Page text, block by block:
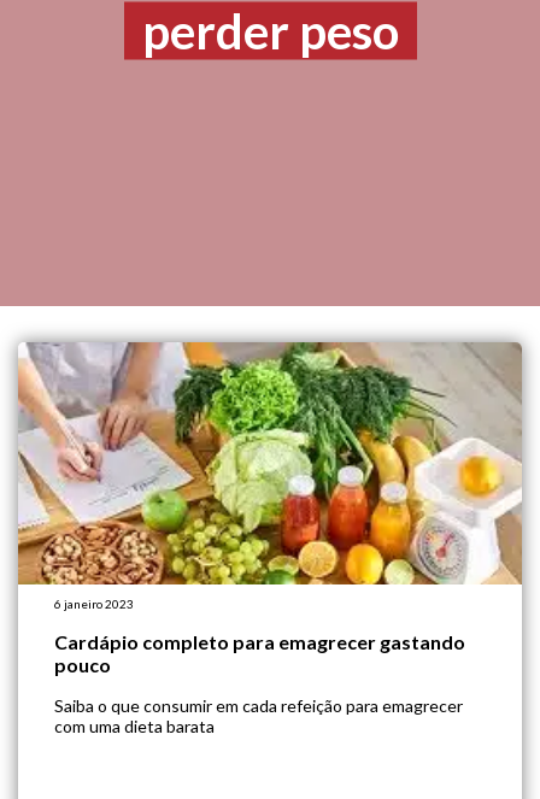
perder peso
6 janeiro 2023
Cardápio completo para emagrecer gastando
pouco
Saiba o que consumir em cada refeição para emagrecer
com uma dieta barata